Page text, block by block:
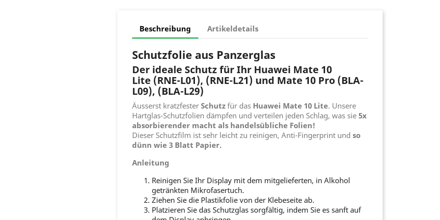
Beschreibung Artikeldetails
Schutzfolie aus Panzerglas
Der ideale Schutz für Ihr Huawei Mate 10
Lite (RNE-L01), (RNE-L21) und Mate 10 Pro (BLA-
L09), (BLA-L29)
Äusserst kratzfester Schutz für das Huawei Mate 10 Lite. Unsere
Hartglas-Schutzfolien dämpfen und verteilen jeden Schlag, was sie 5x
absorbierender macht als handelsübliche Folien!
Dieser Schutzfilm ist sehr leicht zu reinigen, Anti-Fingerprint und so
dünn wie 3 Blatt Papier.
Anleitung
Reinigen Sie Ihr Display mit dem mitgelieferten, in Alkohol
getränkten Mikrofasertuch.
Ziehen Sie die Plastikfolie von der Klebeseite ab.
Platzieren Sie das Schutzglas sorgfältig, indem Sie es sanft auf